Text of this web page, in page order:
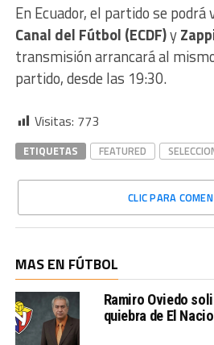
En Ecuador, el partido se podrá
Canal del Fútbol (ECDF)y
transmisión arrancará al
partido, desde las 19:30.
Visitas: 773
ETIQUETAS FEATURED
CLIC PARA
MAS EN FÚTBOL
Ramiro Oviedo
quiebra de El